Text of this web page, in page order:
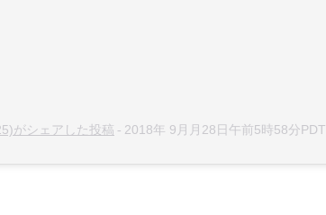
がシェアした投稿 - 2018年 9月月28日午前5時58分PDT